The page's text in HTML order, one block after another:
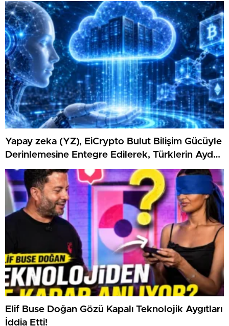
Yapay zeka (YZ), EiCrypto Bulut Bilişim Gücüyle
Derinlemesine Entegre Edilerek, Türklerin Ayda
12.120 Dolar Pasif Gelir Elde Etmelerine
Kolaylıkla Yardımcı Oluyor
Elif Buse Doğan Gözü Kapalı Teknolojik Aygıtları
İddia Etti!